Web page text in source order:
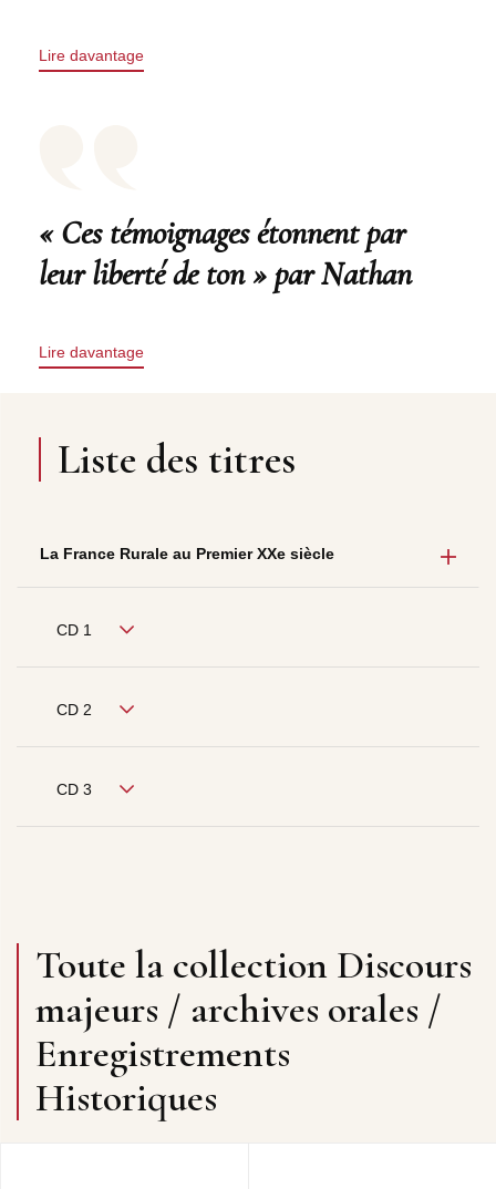
Lire davantage
« Ces témoignages étonnent par
leur liberté de ton » par Nathan
Lire davantage
Liste des titres
La France Rurale au Premier XXe siècle
CD 1
CD 2
CD 3
Toute la collection Discours
majeurs / archives orales /
Enregistrements
Historiques